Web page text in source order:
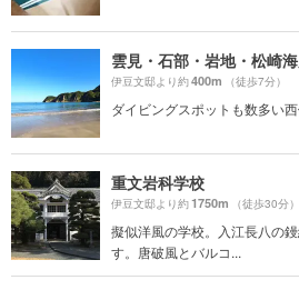
雲見・石部・岩地・松崎
伊豆文邸より約400m （徒歩7分）
ダイビングスポットも数多い
重文岩科学校
伊豆文邸より約1750m （徒歩30分）
擬似洋風の学校。入江長八の
す。唐破風とバルコ...